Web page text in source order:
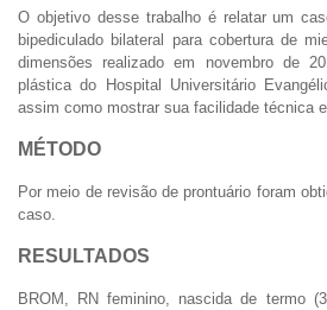
O objetivo desse trabalho é relatar um
bipediculado bilateral para cobertura de
dimensões realizado em novembro de
plástica do Hospital Universitário
assim como mostrar sua facilidade técnica
MÉTODO
Por meio de revisão de prontuário foram
caso.
RESULTADOS
BROM, RN feminino, nascida de termo